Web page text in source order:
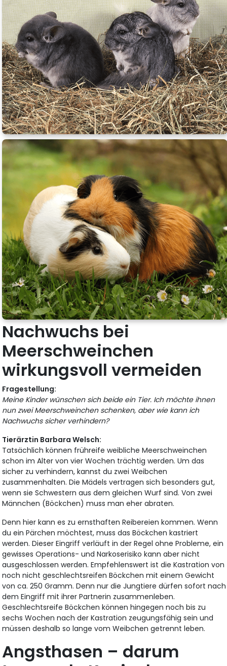
Nachwuchs bei
Meerschweinchen
wirkungsvoll vermeiden
Fragestellung:
Meine Kinder wünschen sich beide ein Tier. Ich möchte ihnen
nun zwei Meerschweinchen schenken, aber wie kann ich
Nachwuchs sicher verhindern?
Tierärztin Barbara Welsch:
Tatsächlich können frühreife weibliche Meerschweinchen
schon im Alter von vier Wochen trächtig werden. Um das
sicher zu verhindern, kannst du zwei Weibchen
zusammenhalten. Die Mädels vertragen sich besonders gut,
wenn sie Schwestern aus dem gleichen Wurf sind. Von zwei
Männchen (Böckchen) muss man eher abraten.
Denn hier kann es zu ernsthaften Reibereien kommen. Wenn
du ein Pärchen möchtest, muss das Böckchen kastriert
werden. Dieser Eingriff verläuft in der Regel ohne Probleme, ein
gewisses Operations- und Narkoserisiko kann aber nicht
ausgeschlossen werden. Empfehlenswert ist die Kastration von
noch nicht geschlechtsreifen Böckchen mit einem Gewicht
von ca. 250 Gramm. Denn nur die Jungtiere dürfen sofort nach
dem Eingriff mit ihrer Partnerin zusammenleben.
Geschlechtsreife Böckchen können hingegen noch bis zu
sechs Wochen nach der Kastration zeugungsfähig sein und
müssen deshalb so lange vom Weibchen getrennt leben.
Angsthasen – darum